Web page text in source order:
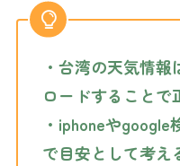
・台湾の天気情
ロードすることで
・iphoneや
で目安として考え